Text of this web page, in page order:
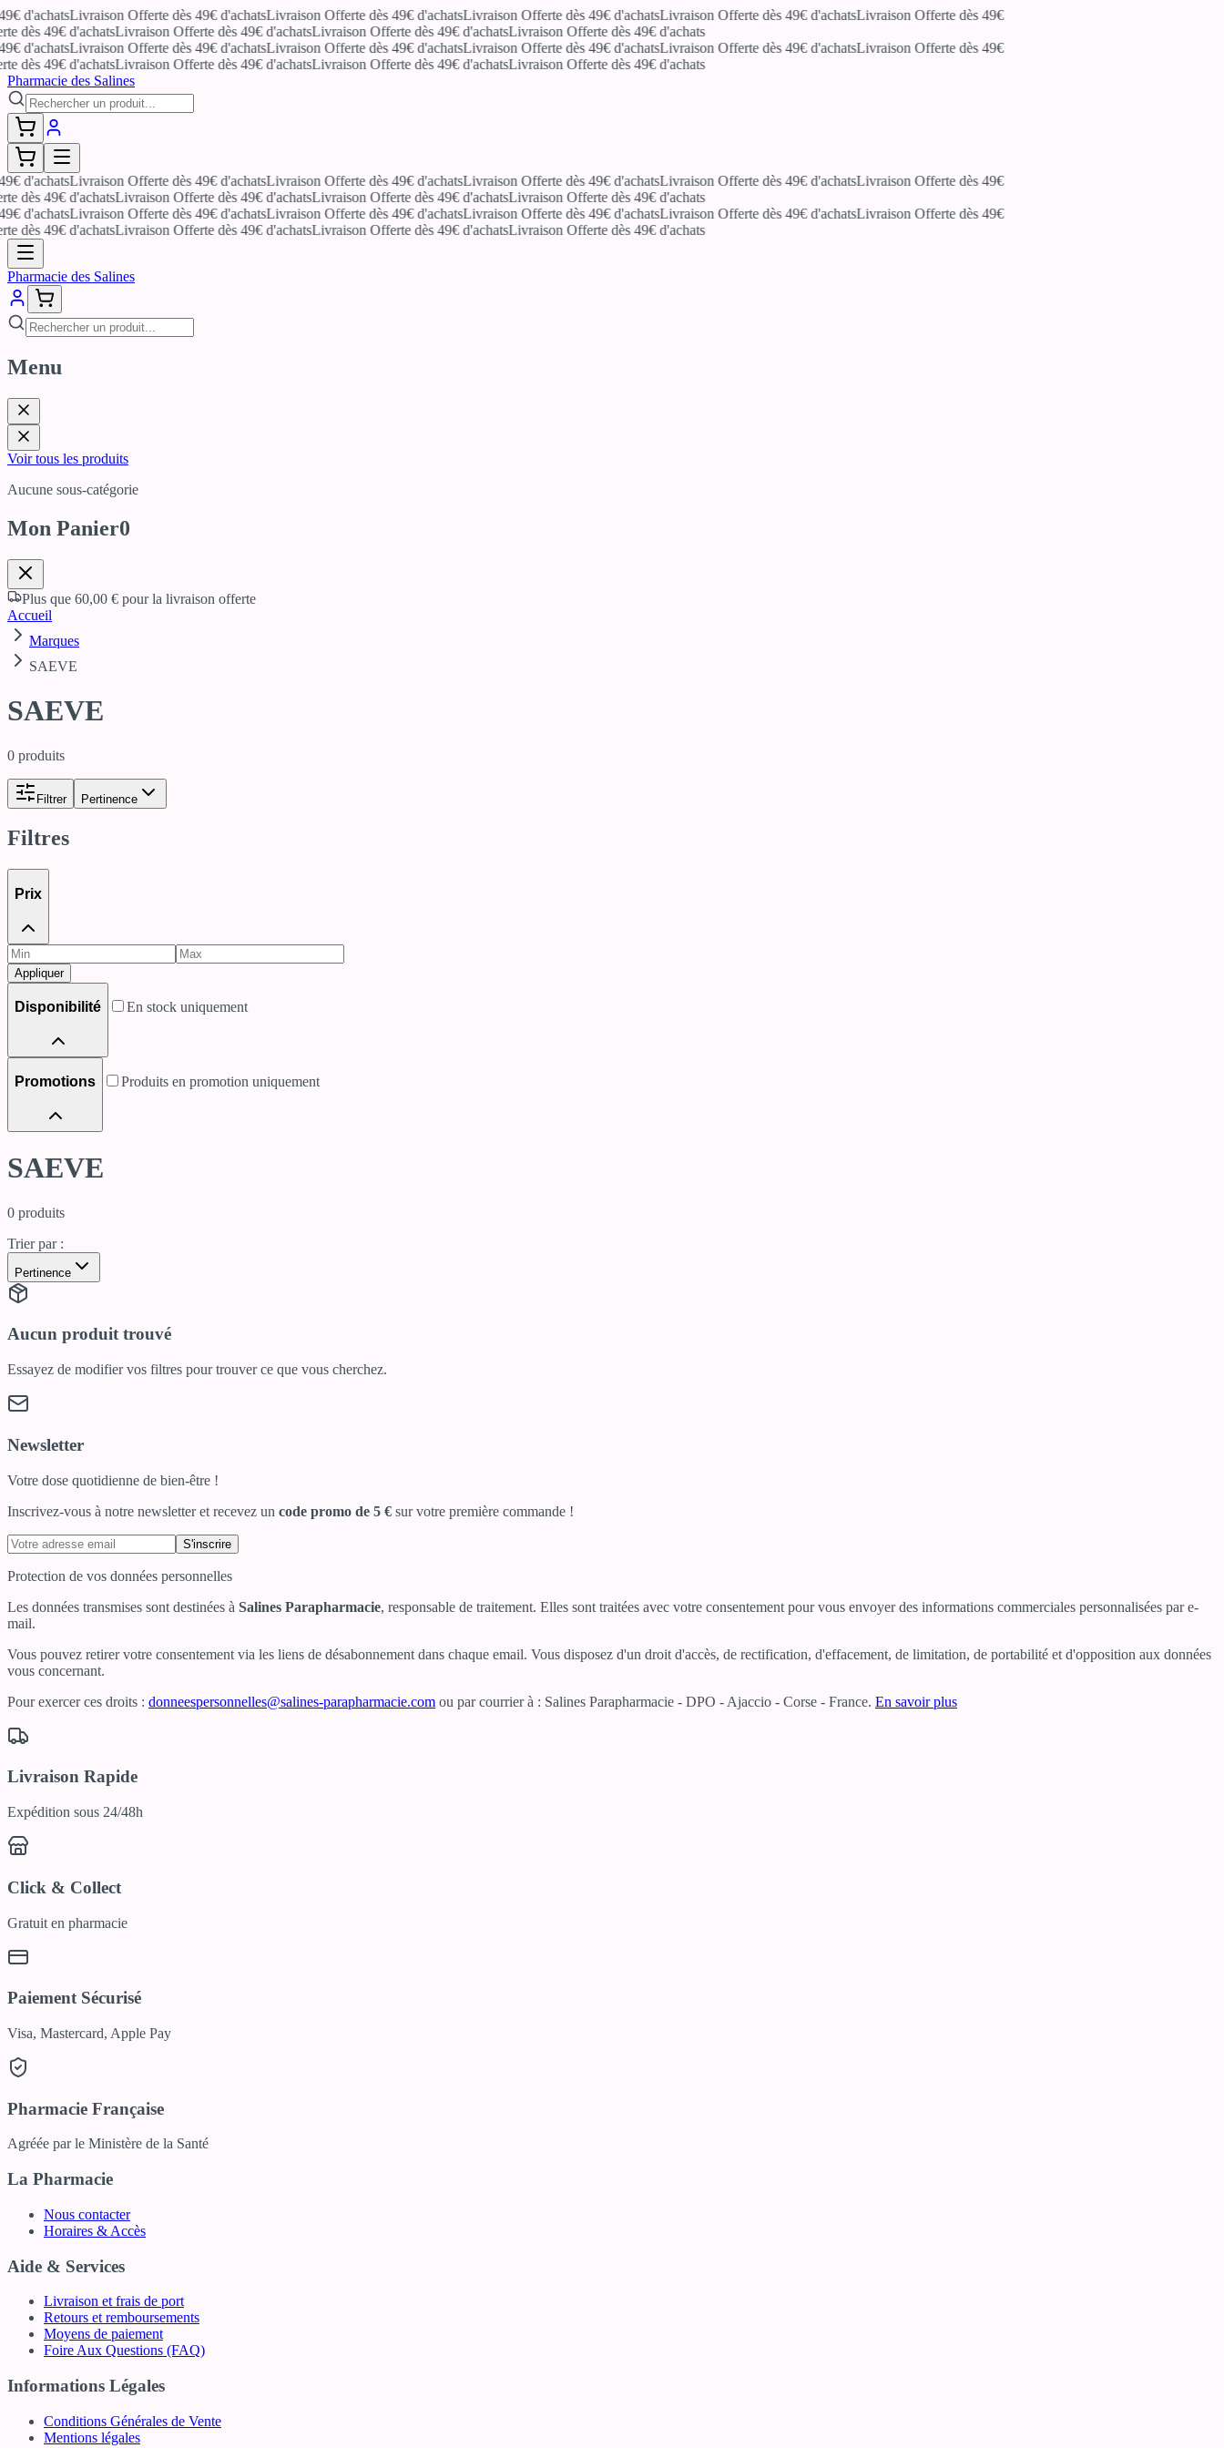
d'achatsLivraison Offerte dès 49€ d'achatsLivraison Offerte dès 49€ d'achatsLivraison Offerte dès 49€ d'achatsLivraison Offerte dès 49€ d'achatsLivraison Offerte dès 49€
49€ d'achatsLivraison Offerte dès 49€ d'achatsLivraison Offerte dès 49€ d'achatsLivraison Offerte dès 49€ d'achats
d'achatsLivraison Offerte dès 49€ d'achatsLivraison Offerte dès 49€ d'achatsLivraison Offerte dès 49€ d'achatsLivraison Offerte dès 49€ d'achatsLivraison Offerte dès 49€
49€ d'achatsLivraison Offerte dès 49€ d'achatsLivraison Offerte dès 49€ d'achatsLivraison Offerte dès 49€ d'achats
Pharmacie des Salines
d'achatsLivraison Offerte dès 49€ d'achatsLivraison Offerte dès 49€ d'achatsLivraison Offerte dès 49€ d'achatsLivraison Offerte dès 49€ d'achatsLivraison Offerte dès 49€
49€ d'achatsLivraison Offerte dès 49€ d'achatsLivraison Offerte dès 49€ d'achatsLivraison Offerte dès 49€ d'achats
d'achatsLivraison Offerte dès 49€ d'achatsLivraison Offerte dès 49€ d'achatsLivraison Offerte dès 49€ d'achatsLivraison Offerte dès 49€ d'achatsLivraison Offerte dès 49€
49€ d'achatsLivraison Offerte dès 49€ d'achatsLivraison Offerte dès 49€ d'achatsLivraison Offerte dès 49€ d'achats
Pharmacie des Salines
Menu
Voir tous les produits
Aucune sous-catégorie
Mon Panier0
Plus que 60,00 € pour la livraison offerte
Accueil
Marques
SAEVE
SAEVE
0 produits
Filtrer Pertinence
Filtres
Prix
Appliquer
Disponibilité En stock uniquement
Promotions Produits en promotion uniquement
SAEVE
0 produits
Trier par :
Pertinence
Aucun produit trouvé
Essayez de modifier vos filtres pour trouver ce que vous cherchez.
Newsletter
Votre dose quotidienne de bien-être !
Inscrivez-vous à notre newsletter et recevez un code promo de 5 € sur votre première commande !
S'inscrire
Protection de vos données personnelles
Les données transmises sont destinées à Salines Parapharmacie, responsable de traitement. Elles sont traitées avec votre consentement pour vous envoyer des informations commerciales personnalisées par e-
mail.
Vous pouvez retirer votre consentement via les liens de désabonnement dans chaque email. Vous disposez d'un droit d'accès, de rectification, d'effacement, de limitation, de portabilité et d'opposition aux données
vous concernant.
Pour exercer ces droits : donneespersonnelles@salines-parapharmacie.com ou par courrier à : Salines Parapharmacie - DPO - Ajaccio - Corse - France. En savoir plus
Livraison Rapide
Expédition sous 24/48h
Click & Collect
Gratuit en pharmacie
Paiement Sécurisé
Visa, Mastercard, Apple Pay
Pharmacie Française
Agréée par le Ministère de la Santé
La Pharmacie
Nous contacter
Horaires & Accès
Aide & Services
Livraison et frais de port
Retours et remboursements
Moyens de paiement
Foire Aux Questions (FAQ)
Informations Légales
Conditions Générales de Vente
Mentions légales